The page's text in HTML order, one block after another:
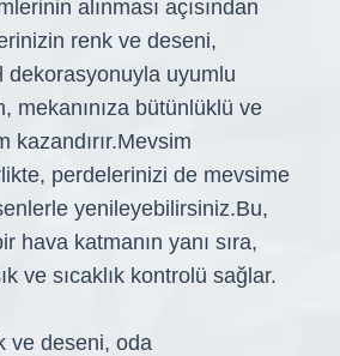
alınması açısından
renk ve deseni,
dekorasyonuyla uyumlu
mekanınıza bütünlüklü ve
kazandırır.Mevsim
perdelerinizi de mevsime
yenileyebilirsiniz.Bu,
hava katmanın yanı sıra,
ve sıcaklık kontrolü sağlar.
ve deseni, oda